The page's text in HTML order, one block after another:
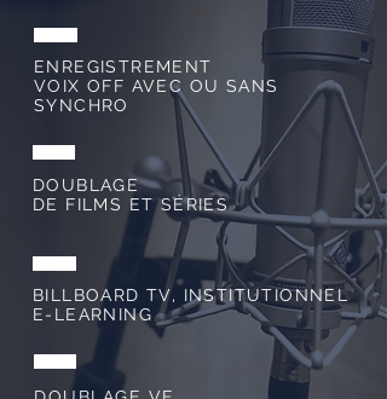
ENREGISTREMENT
VOIX OFF AVEC OU SANS
SYNCHRO
DOUBLAGE
DE FILMS ET SÉRIES
BILLBOARD TV, INSTITUTIONNEL
E-LEARNING